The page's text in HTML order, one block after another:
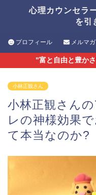
心理カウンセラ
を引
プロフィール メルマガ
"富と自由と豊か
小林正観さん
小林正観さん
レの神様効果
て本当なのか?